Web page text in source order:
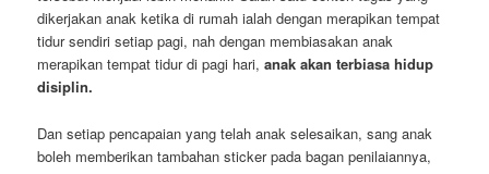
dikerjakan anak ketika di rumah ialah dengan merapikan tempat
tidur sendiri setiap pagi, nah dengan membiasakan anak
merapikan tempat tidur di pagi hari,anak akan terbiasa hidup
disiplin.
Dan setiap pencapaian yang telah anak selesaikan, sang anak
boleh memberikan tambahan sticker pada bagan penilaiannya,